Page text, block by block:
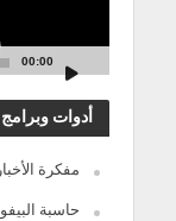
00:00
أدوات وبرامج
مفكرة الأخبار
حاسبة